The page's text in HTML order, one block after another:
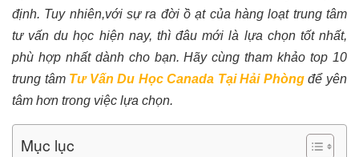
định. Tuy nhiên,với sự ra đời ồ ạt của hàng loạt trung tâm
tư vấn du học hiện nay, thì đâu mới là lựa chọn tốt nhất,
phù hợp nhất dành cho bạn. Hãy cùng tham khảo top 10
trung tâm Tư Vấn Du Học Canada Tại Hải Phòngđể yên
tâm hơn trong việc lựa chọn.
Mục lục